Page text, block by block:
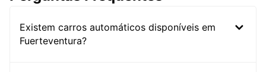
Existem carros automáticos disponíveis em
Fuerteventura?